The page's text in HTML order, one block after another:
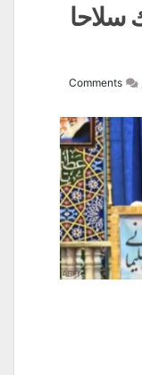
سلاحا
Comments